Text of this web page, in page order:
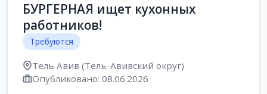
БУРГЕРНАЯ ищет кухонных
работников!
Требуются
Тель Авив (Тель-Авивский округ)
Опубликовано: 08.06.2026